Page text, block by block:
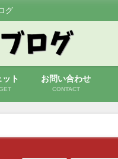
グ
ット お問い合わせ
CONTACT